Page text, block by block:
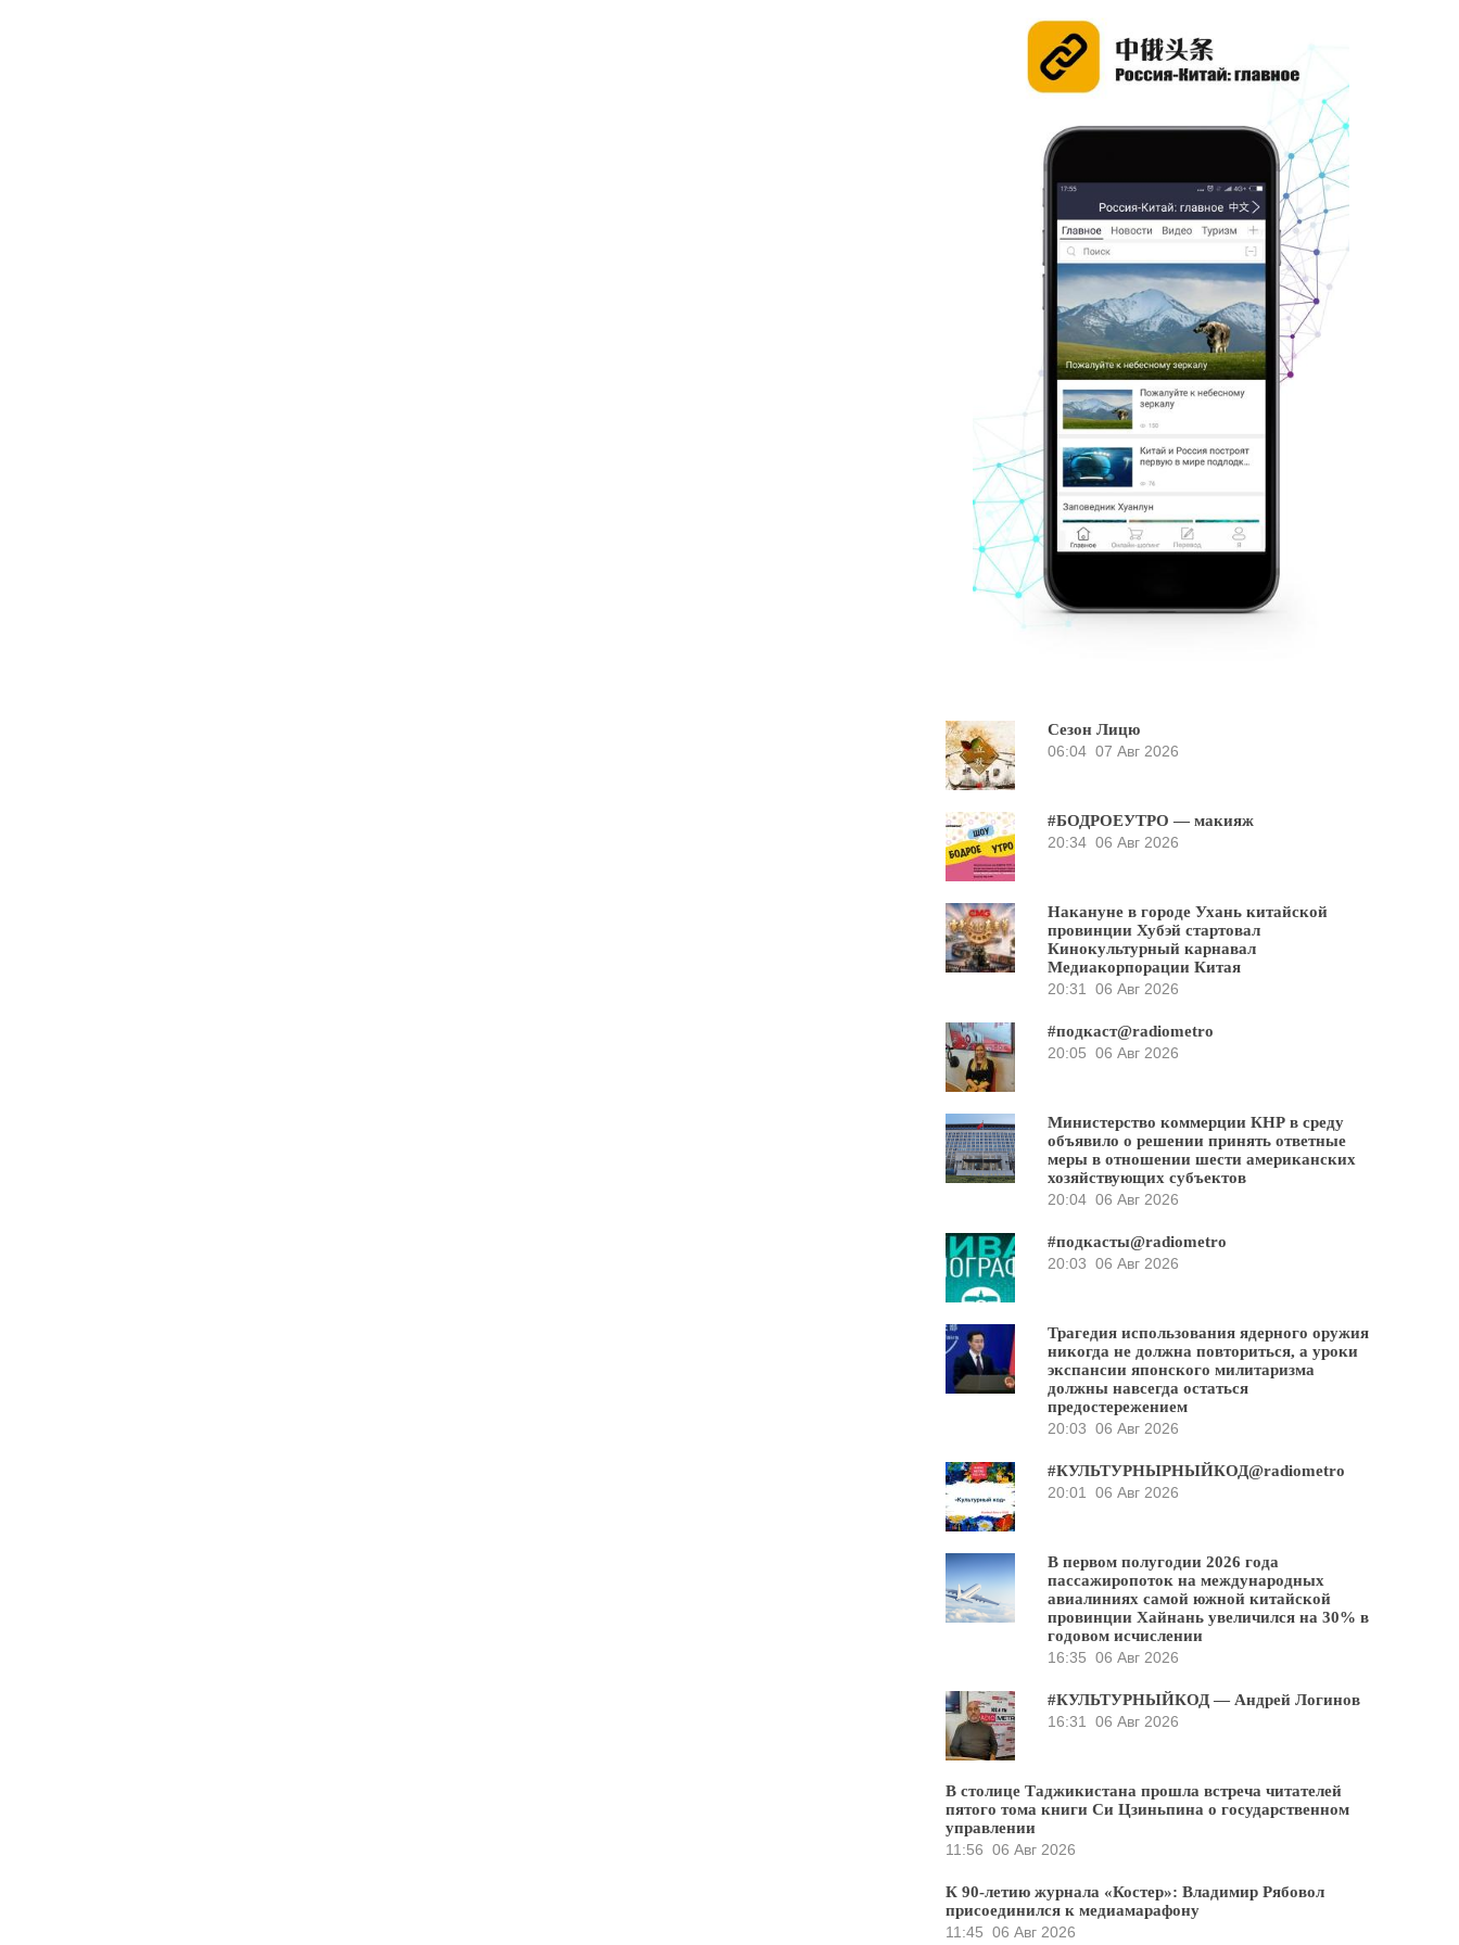
Сезон Лицю
06:04 07 Авг 2026
#БОДРОЕУТРО — макияж
20:34 06 Авг 2026
Накануне в городе Ухань китайской
провинции Хубэй стартовал
Кинокультурный карнавал
Медиакорпорации Китая
20:31
06 Авг 2026
#подкаст@radiometro
20:05 06 Авг 2026
Министерство коммерции КНР в среду
объявило о решении принять ответные
меры в отношении шести американских
хозяйствующих субъектов
20:04 06 Авг 2026
#подкасты@radiometro
20:03 06 Авг 2026
Трагедия использования ядерного оружия
никогда не должна повториться, а уроки
экспансии японского милитаризма
должны навсегда остаться
предостережением
20:03 06 Авг 2026
#КУЛЬТУРНЫРНЫЙКОД@radiometro
20:01
06 Авг 2026
В первом полугодии 2026 года
пассажиропоток на международных
авиалиниях самой южной китайской
провинции Хайнань увеличился на 30% в
годовом исчислении
16:35 06 Авг 2026
#КУЛЬТУРНЫЙКОД — Андрей Логинов
16:31
06 Авг 2026
В столице Таджикистана прошла встреча читателей
пятого тома книги Си Цзиньпина о государственном
управлении
11:56 06 Авг 2026
К 90-летию журнала «Костер»: Владимир Рябовол
присоединился к медиамарафону
11:45 06 Авг 2026